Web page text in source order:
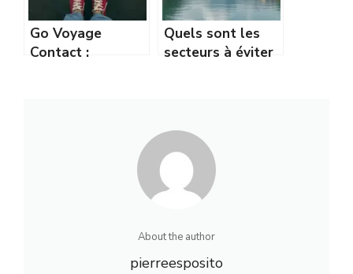
Go Voyage
Contact :
Quels sont les
secteurs à éviter
sensibles
About the author
pierreesposito